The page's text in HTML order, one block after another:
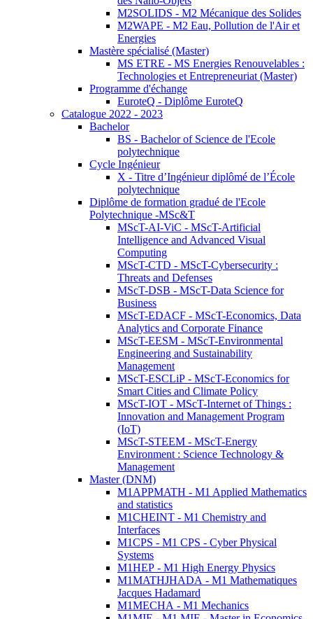
M2SOLIDS - M2 Mécanique des Solides
M2WAPE - M2 Eau, Pollution de l'Air et
Energies
Mastère spécialisé (Master)
MS ETRE - MS Energies Renouvelables :
Technologies et Entrepreneuriat (Master)
Programme d'échange
EuroteQ - Diplôme EuroteQ
Catalogue 2022 - 2023
Bachelor
BS - Bachelor of Science de l'Ecole
polytechnique
Cycle Ingénieur
X - Titre d’Ingénieur diplômé de l’École
polytechnique
Diplôme de formation gradué de l'Ecole
Polytechnique -MSc&T
MScT-AI-ViC - MScT-Artificial
Intelligence and Advanced Visual
Computing
MScT-CTD - MScT-Cybersecurity :
Threats and Defenses
MScT-DSB - MScT-Data Science for
Business
MScT-EDACF - MScT-Economics, Data
Analytics and Corporate Finance
MScT-EESM - MScT-Environmental
Engineering and Sustainability
Management
MScT-ESCLiP - MScT-Economics for
Smart Cities and Climate Policy
MScT-IOT - MScT-Internet of Things :
Innovation and Management Program
(IoT)
MScT-STEEM - MScT-Energy
Environment : Science Technology &
Management
Master (DNM)
M1APPMATH - M1 Applied Mathematics
and statistics
M1CHEINT - M1 Chemistry and
Interfaces
M1CPS - M1 CPS - Cyber Physical
Systems
M1HEP - M1 High Energy Physics
M1MATHJHADA - M1 Mathematiques
Jacques Hadamard
M1MECHA - M1 Mechanics